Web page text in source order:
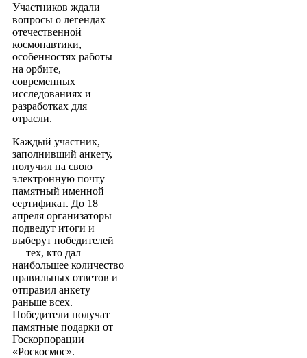
Участников ждали
вопросы о легендах
отечественной
космонавтики,
особенностях работы
на орбите,
современных
исследованиях и
разработках для
отрасли.
Каждый участник,
заполнивший анкету,
получил на свою
электронную почту
памятный именной
сертификат. До 18
апреля организаторы
подведут итоги и
выберут победителей
— тех, кто дал
наибольшее количество
правильных ответов и
отправил анкету
раньше всех.
Победители получат
памятные подарки от
Госкорпорации
«Роскосмос».